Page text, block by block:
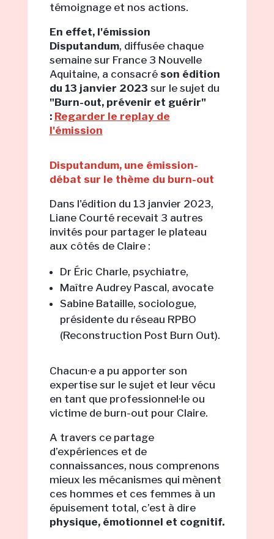
témoignage et nos actions.
En effet, l'émission
Disputandum, diffusée chaque
semaine sur France 3 Nouvelle
Aquitaine, a consacré son édition
du 13 janvier 2023 sur le sujet du
"Burn-out, prévenir et guérir"
: Regarder le replay de
l'émission
Disputandum, une émission-
débat sur le thème du burn-out
Dans l'édition du 13 janvier 2023,
Liane Courté recevait 3 autres
invités pour partager le plateau
aux côtés de Claire :
Dr Éric Charle, psychiatre,
Maître Audrey Pascal, avocate
Sabine Bataille, sociologue,
présidente du réseau RPBO
(Reconstruction Post Burn Out).
Chacun·e a pu apporter son
expertise sur le sujet et leur vécu
en tant que professionnel·le ou
victime de burn-out pour Claire.
A travers ce partage
d’expériences et de
connaissances, nous comprenons
mieux les mécanismes qui mènent
ces hommes et ces femmes à un
épuisement total, c’est à dire
physique, émotionnel et cognitif.